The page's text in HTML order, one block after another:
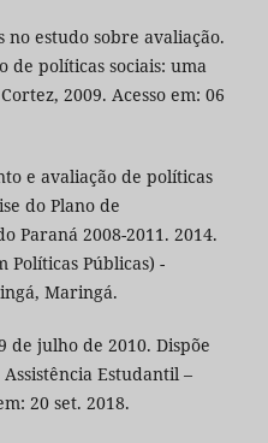
no estudo sobre avaliação.
de políticas sociais: uma
2009. Acesso em: 06
e avaliação de políticas
do Plano de
Paraná 2008-2011. 2014.
Políticas Públicas) -
Maringá.
de julho de 2010. Dispõe
Estudantil –
20 set. 2018.